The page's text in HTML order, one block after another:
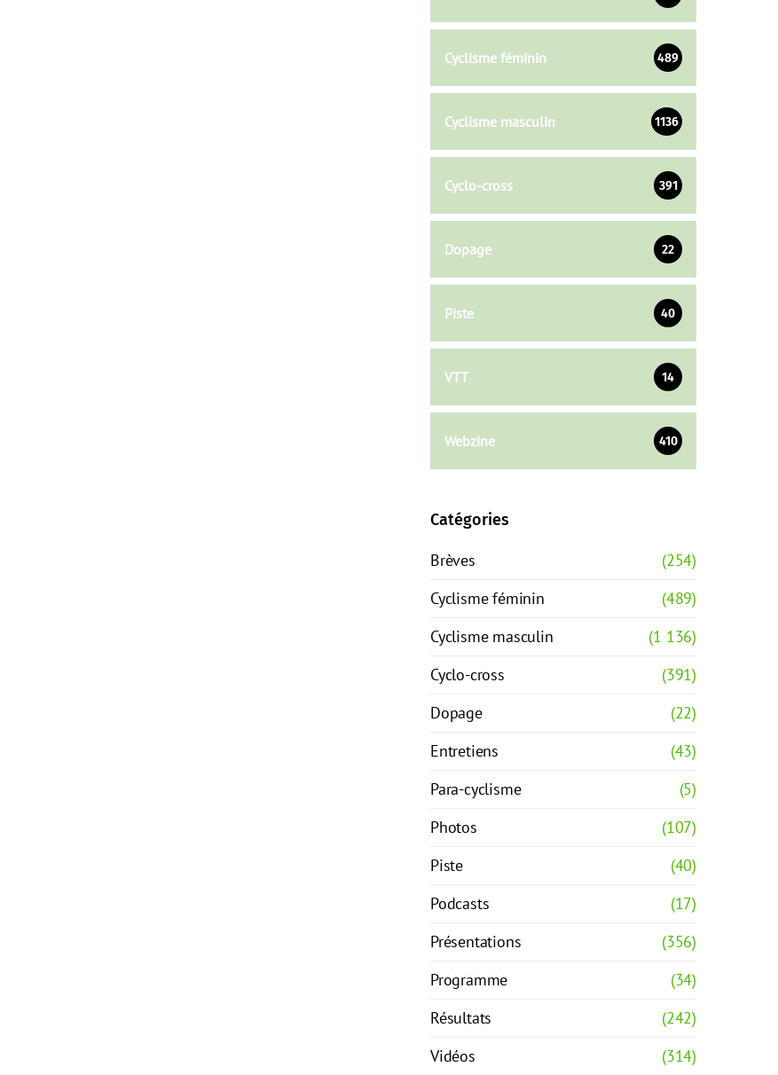
Cyclisme féminin 489
Cyclisme masculin 1136
Cyclo-cross 391
Dopage 22
Piste 40
VTT 14
Webzine 410
Catégories
Brèves
(254)
Cyclisme féminin
(489)
Cyclisme masculin
(1 136)
Cyclo-cross
(391)
Dopage
(22)
Entretiens
(43)
Para-cyclisme
(5)
Photos
(107)
Piste
(40)
Podcasts
(17)
Présentations
(356)
Programme
(34)
Résultats
(242)
Vidéos
(314)